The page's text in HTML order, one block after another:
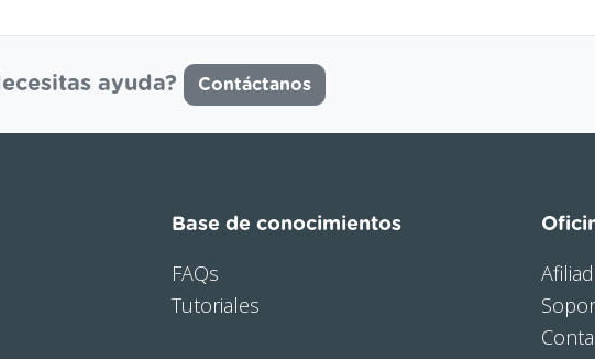
ayuda? Contáctanos
Base de conocimientos
FAQs
Tutoriales